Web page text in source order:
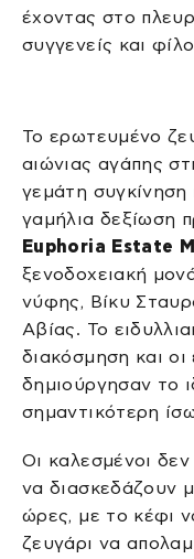
έχοντας στο
συγγενείς και
Το ερωτευμένο
αιώνιας αγάπης
γεμάτη συγκίνηση
γαμήλια δεξίωση
Euphoria Estate
ξενοδοχειακή
νύφης, Βίκυ
Αβίας. Το
διακόσμηση και
δημιούργησαν το
σημαντικότερη
Οι καλεσμένοι
να διασκεδάζουν
ώρες, με το κέφι
ζευγάρι να